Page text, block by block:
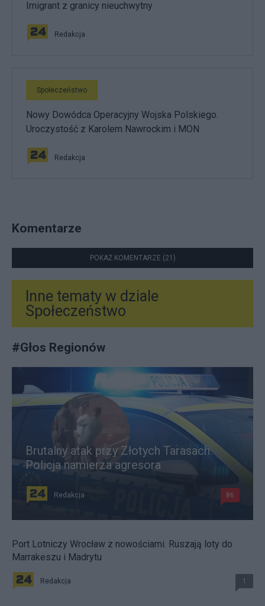
Imigrant z granicy nieuchwytny
Redakcja
Społeczeństwo
Nowy Dowódca Operacyjny Wojska Polskiego.
Uroczystość z Karolem Nawrockim i MON
Redakcja
Komentarze
POKAŻ KOMENTARZE (21)
Inne tematy w dziale
Społeczeństwo
#Głos Regionów
Brutalny atak przy Złotych Tarasach.
Policja namierza agresora
Redakcja 86
Port Lotniczy Wrocław z nowościami. Ruszają loty do
Marrakeszu i Madrytu
Redakcja 1